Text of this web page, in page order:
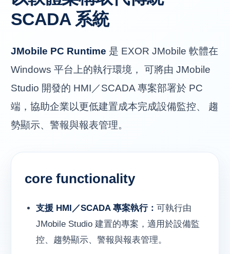
SCADA 系統
JMobile PC Runtime 是 EXOR JMobile 軟體在
Windows 平台上的執行環境， 可將由 JMobile
Studio 開發的 HMI／SCADA 專案部署於 PC
端，協助企業以更低建置成本完成設備監控、 趨
勢顯示、警報與報表管理。
core functionality
支援 HMI／SCADA 專案執行：可執行由
JMobile Studio 建置的專案，適用於設備監
控、趨勢顯示、警報與報表管理。